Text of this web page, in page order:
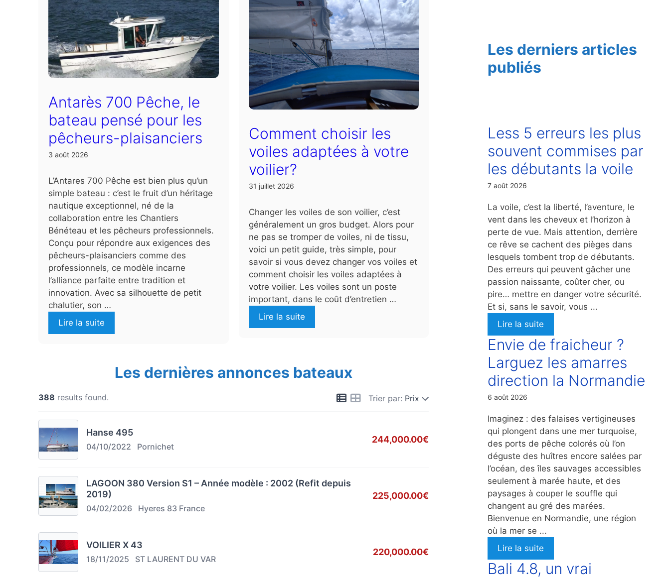
Antarès 700 Pêche, le
bateau pensé pour les
pêcheurs-plaisanciers
3 août 2026
L’Antares 700 Pêche est bien plus qu’un
simple bateau : c’est le fruit d’un héritage
nautique exceptionnel, né de la
collaboration entre les Chantiers
Bénéteau et les pêcheurs professionnels.
Conçu pour répondre aux exigences des
pêcheurs-plaisanciers comme des
professionnels, ce modèle incarne
l’alliance parfaite entre tradition et
innovation. Avec sa silhouette de petit
chalutier, son …
Lire la suite
Comment choisir les
voiles adaptées à votre
voilier?
31 juillet 2026
Changer les voiles de son voilier, c’est
généralement un gros budget. Alors pour
ne pas se tromper de voiles, ni de tissu,
voici un petit guide, très simple, pour
savoir si vous devez changer vos voiles et
comment choisir les voiles adaptées à
votre voilier. Les voiles sont un poste
important, dans le coût d’entretien …
Lire la suite
Les dernières annonces bateaux
Trier par: Prix
388 results found.
Hanse 495
04/10/2022 Pornichet
244,000.00€
LAGOON 380 Version S1 – Année modèle : 2002 (Refit depuis
2019)
04/02/2026 Hyeres 83 France
225,000.00€
VOILIER X 43
18/11/2025 ST LAURENT DU VAR
220,000.00€
Les derniers articles
publiés
Less 5 erreurs les plus
souvent commises par
les débutants la voile
7 août 2026
La voile, c’est la liberté, l’aventure, le
vent dans les cheveux et l’horizon à
perte de vue. Mais attention, derrière
ce rêve se cachent des pièges dans
lesquels tombent trop de débutants.
Des erreurs qui peuvent gâcher une
passion naissante, coûter cher, ou
pire… mettre en danger votre sécurité.
Et si, sans le savoir, vous ...
Lire la suite
Envie de fraicheur ?
Larguez les amarres
direction la Normandie
6 août 2026
Imaginez : des falaises vertigineuses
qui plongent dans une mer turquoise,
des ports de pêche colorés où l’on
déguste des huîtres encore salées par
l’océan, des îles sauvages accessibles
seulement à marée haute, et des
paysages à couper le souffle qui
changent au gré des marées.
Bienvenue en Normandie, une région
où la mer se ...
Lire la suite
Bali 4.8, un vrai